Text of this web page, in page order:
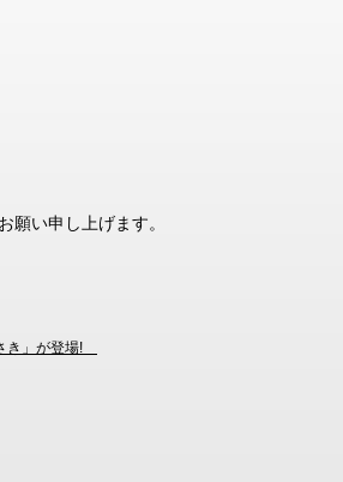
願い申し上げます。
き」が登場!